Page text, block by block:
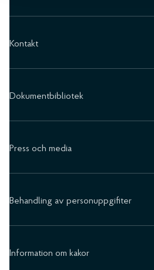
Kontakt
Dokumentbibliotek
Press och media
Behandling av personuppgifiter
Information om kakor